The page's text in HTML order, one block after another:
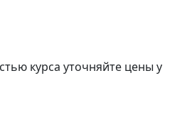
курса уточняйте цены у